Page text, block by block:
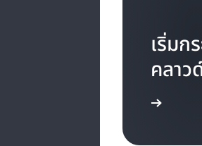
เริ่มก
คลา